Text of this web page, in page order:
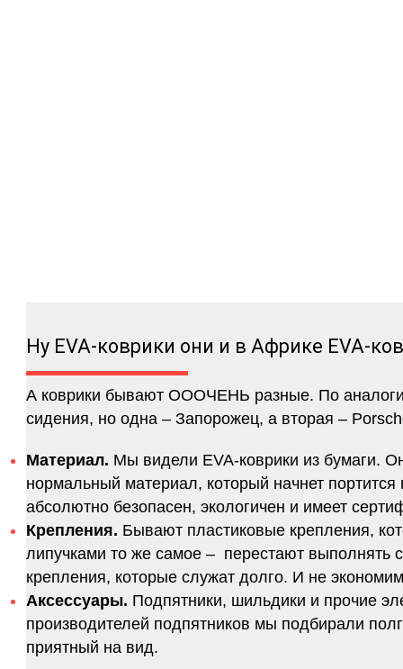
Ну EVA-коврики они и в Африке EVA-
А коврики бывают ОООЧЕНЬ разные. По
сидения, но одна – Запорожец, а вторая –
Материал. Мы видели EVA-коврики из бумаги.
нормальный материал, который начнет
абсолютно безопасен, экологичен и имеет
Крепления. Бывают пластиковые крепления,
липучками то же самое – перестают
крепления, которые служат долго. И не
Аксессуары. Подпятники, шильдики и прочие
производителей подпятников мы подбирали
приятный на вид.